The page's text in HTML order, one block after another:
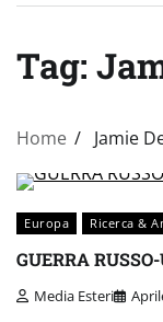
Tag:
Home Jamie
Europa Ricerca &
GUERRA
Media Esteri